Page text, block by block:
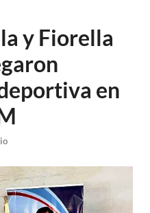
y Fiorella
en